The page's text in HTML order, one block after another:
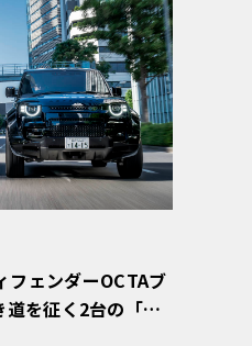
フェンダーOCTAブ
道を征く2台の「対